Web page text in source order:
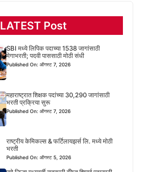
LATEST Post
SBI मध्ये लिपिक पदाच्या 1538 जागांसाठी
मेगाभरती; पदवी पाससाठी मोठी संधी
Published On: ऑगस्ट 7, 2026
महाराष्ट्रात शिक्षक पदांच्या 30,290 जागांसाठी
भरती प्रक्रिया सुरू
Published On: ऑगस्ट 7, 2026
राष्ट्रीय केमिकल्स & फर्टिलायझर्स लि. मध्ये मोठी
भरती
Published On: ऑगस्ट 5, 2026